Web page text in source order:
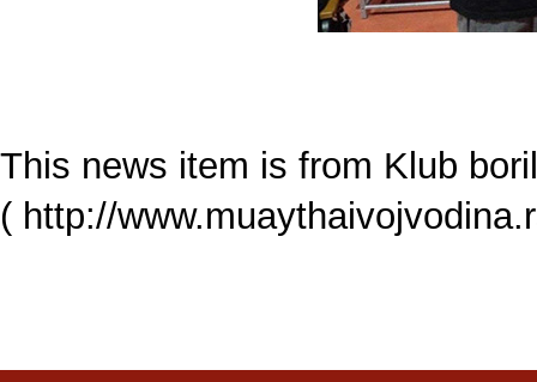
This news item is from Klub
( http://